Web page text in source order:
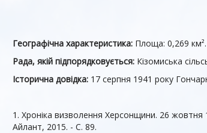
Географічна характеристика: Площа: 0,269 км².
Рада, якій підпорядковується: Кізомиська
Історична довідка: 17 серпня 1941 року
1. Хроніка визволення Херсонщини. 26 жовтня
Айлант, 2015. - С. 89.